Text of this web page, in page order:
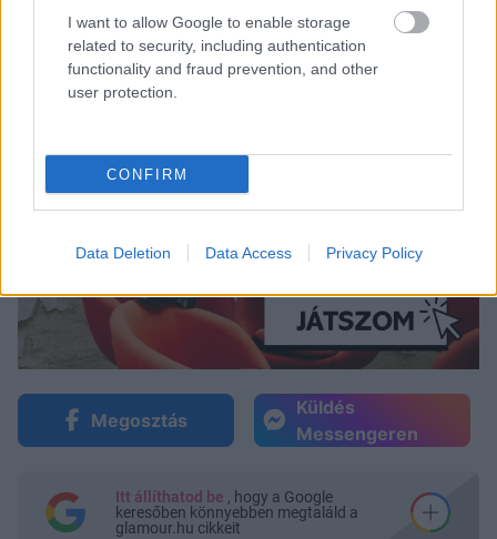
I want to allow Google to enable storage
related to security, including authentication
functionality and fraud prevention, and other
user protection.
CONFIRM
Data Deletion Data Access Privacy Policy
Megosztás
Küldés
Messengeren
Itt állíthatod be , hogy a Google
keresőben könnyebben megtaláld a
glamour.hu cikkeit